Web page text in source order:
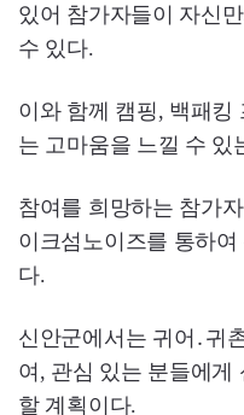
있어 참가자들이 자신
수 있다.
이와 함께 캠핑, 백패킹
는 고마움을 느낄 수 있
참여를 희망하는 참가
이크섬노이즈를 통하
다.
신안군에서는 귀어․귀
여, 관심 있는 분들에게
할 계획이다.